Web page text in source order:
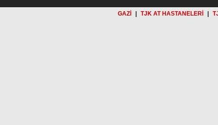
GAZİ TJK AT HASTANELERİ